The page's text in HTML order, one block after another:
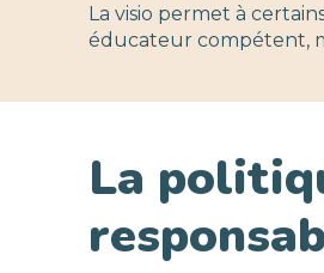
La visio permet à
éducateur compétent,
La